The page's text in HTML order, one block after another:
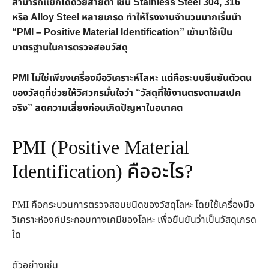
หรือ Alloy Steel หลายเกรด ทำให้โรงงานจำนวนมากเริ่มนำ
“PMI – Positive Material Identification” เข้ามาใช้เป็น
มาตรฐานในการตรวจสอบวัสดุ
PMI ไม่ใช่เพียงเครื่องมือวิเคราะห์โลหะ แต่คือระบบยืนยันตัวตน
ของวัสดุที่ช่วยให้วิศวกรมั่นใจว่า “วัสดุที่ใช้งานตรงตามสเปค
จริง” ลดความเสี่ยงก่อนเกิดปัญหาในอนาคต
PMI (Positive Material
Identification) คืออะไร?
PMI คือกระบวนการตรวจสอบชนิดของวัสดุโลหะ โดยใช้เครื่องมือ
วิเคราะห์องค์ประกอบทางเคมีของโลหะ เพื่อยืนยันว่าเป็นวัสดุเกรด
ใด
ตัวอย่างเช่น